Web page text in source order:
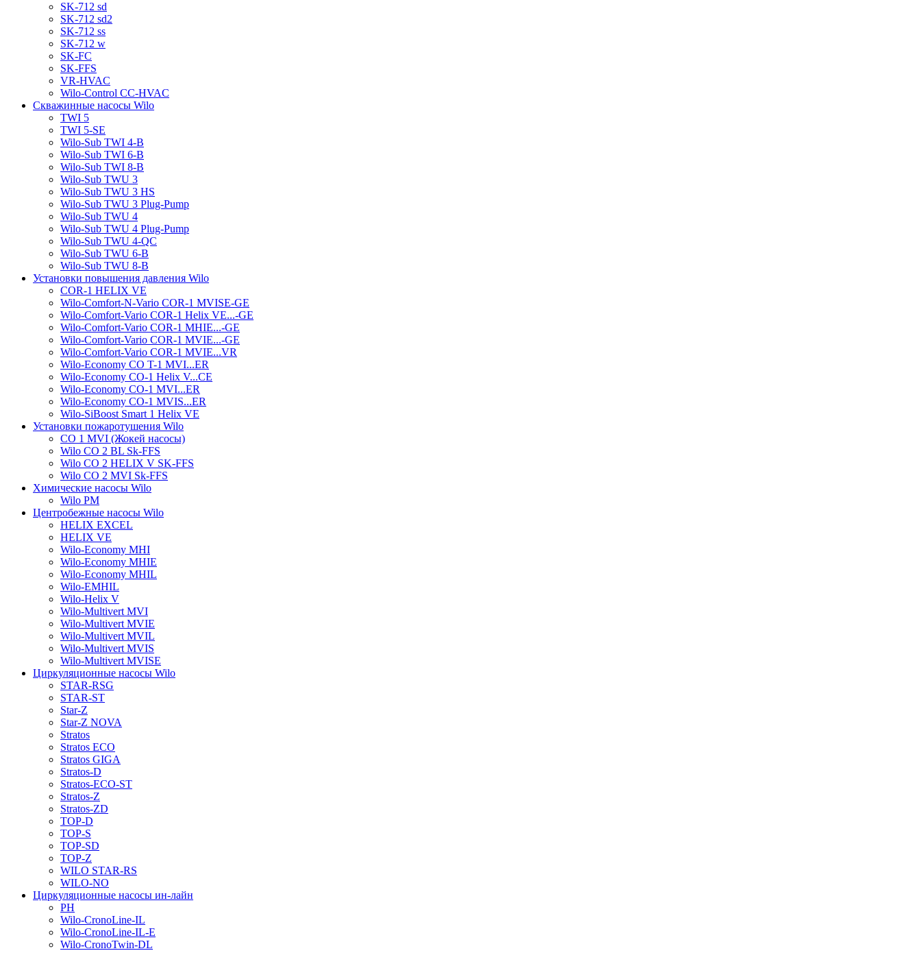
SK-712 sd
SK-712 sd2
SK-712 ss
SK-712 w
SK-FC
SK-FFS
VR-HVAC
Wilo-Control CC-HVAC
Скважинные насосы Wilo
TWI 5
TWI 5-SE
Wilo-Sub TWI 4-B
Wilo-Sub TWI 6-B
Wilo-Sub TWI 8-B
Wilo-Sub TWU 3
Wilo-Sub TWU 3 HS
Wilo-Sub TWU 3 Plug-Pump
Wilo-Sub TWU 4
Wilo-Sub TWU 4 Plug-Pump
Wilo-Sub TWU 4-QC
Wilo-Sub TWU 6-B
Wilo-Sub TWU 8-B
Установки повышения давления Wilo
COR-1 HELIX VE
Wilo-Comfort-N-Vario COR-1 MVISE-GE
Wilo-Comfort-Vario COR-1 Helix VE...-GE
Wilo-Comfort-Vario COR-1 MHIE...-GE
Wilo-Comfort-Vario COR-1 MVIE...-GE
Wilo-Comfort-Vario COR-1 MVIE...VR
Wilo-Economy CO T-1 MVI...ER
Wilo-Economy CO-1 Helix V...CE
Wilo-Economy CO-1 MVI...ER
Wilo-Economy CO-1 MVIS...ER
Wilo-SiBoost Smart 1 Helix VE
Установки пожаротушения Wilo
CO 1 MVI (Жокей насосы)
Wilo CO 2 BL Sk-FFS
Wilo CO 2 HELIX V SK-FFS
Wilo CO 2 MVI Sk-FFS
Химические насосы Wilo
Wilo PM
Центробежные насосы Wilo
HELIX EXCEL
HELIX VE
Wilo-Economy MHI
Wilo-Economy MHIE
Wilo-Economy MHIL
Wilo-EMHIL
Wilo-Helix V
Wilo-Multivert MVI
Wilo-Multivert MVIE
Wilo-Multivert MVIL
Wilo-Multivert MVIS
Wilo-Multivert MVISE
Циркуляционные насосы Wilo
STAR-RSG
STAR-ST
Star-Z
Star-Z NOVA
Stratos
Stratos ECO
Stratos GIGA
Stratos-D
Stratos-ECO-ST
Stratos-Z
Stratos-ZD
TOP-D
TOP-S
TOP-SD
TOP-Z
WILO STAR-RS
WILO-NO
Циркуляционные насосы ин-лайн
PH
Wilo-CronoLine-IL
Wilo-CronoLine-IL-E
Wilo-CronoTwin-DL